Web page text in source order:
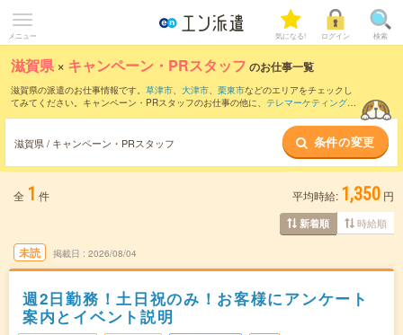
メニュー 気になる! ログイン 検索
滋賀県 × キャンペーン・PRスタッフ のお仕事一覧
滋賀県の派遣のお仕事情報です。 草津市、 大津市、 栗東市などのエリアをチェックし
てみてください。キャンペーン・PRスタッフのお仕事の他に、 テレマーケティング・
などを取り揃えています。さらに、短期・単発な
どの期間や、 職種未経験OKなどのこだわり条件で絞り込んでいただけます。職種辞
典： キャンペーン・PRスタッフのお仕事とは？とは？
滋賀県 / キャンペーン・PRスタッフ 条件の変更
全 1 件 平均時給: 1,350 円
新着順 時給順
未読 掲載日 2026/08/04
週2日勤務！土日祝のみ！お客様にアンケート
案内とイベント説明